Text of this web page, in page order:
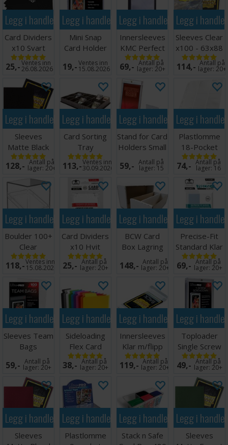
Legg i handlekurven
Card Dividers
x10 Svart
25,-Ventes inn
26.08.2026
Legg i handlekurven
Mini Snap
Card Holder
19,-Ventes inn
15.08.2026
Legg i handlekurven
Innersleeves
KMC Perfect
Fit x100
64x89
69,- Antall på
lager:20+
Legg i
Sleeves Clear
x100 - 63x88
m/box
114,- Antall på
lager:20+
Legg i handlekurven
Sleeves
Matte Black
x100 66x91
128,- Antall på
lager: 20+
Legg i handlekurven
Card Sorting
Tray
113,-Ventes inn
30.09.2026
Legg i handlekurven
Stand for Card
Holders Small
(5 stk)
59,- Antall på
lager: 15
Legg i
Plastlomme
18-Pocket
Side Load
Hvit x10
74,- Antall på
lager: 16
Legg i handlekurven
Boulder 100+
Clear
Transparent
118,-Ventes inn
15.08.2026
Legg i handlekurven
Card Dividers
x10 Hvit
25,- Antall på
lager:20+
Legg i handlekurven
BCW Card
Box Lagring
2000 kort
148,- Antall på
lager:20+
Legg i
Precise-Fit
Standard Klar
x100 64x89
69,- Antall på
lager:20+
Legg i handlekurven
Sleeves Team
Bags
Resealable -
100 stk
59,- Antall på
lager:20+
Legg i handlekurven
Sideloading
Flex Card
Dividers - 10
stk
38,- Antall på
lager:20+
Legg i handlekurven
Innersleeves
Klar m/flipp
63x88
119,- Antall på
lager:20+
Legg i
Toploader
Single Screw
Screwdown
Holder
49,- Antall på
lager:20+
Legg i handlekurven
Sleeves
Legg i handlekurven
Plastlomme
Legg i handlekurven
Stack n Safe
Legg i
Sleeves